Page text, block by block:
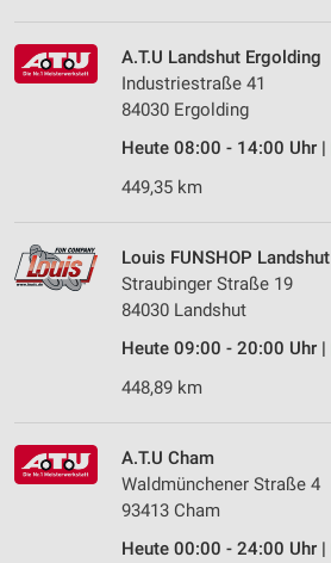
A.T.U Landshut Ergolding
Industriestraße 41
84030 Ergolding
Heute 08:00 - 14:00 Uhr |
449,35 km
Louis FUNSHOP Landshut
Straubinger Straße 19
84030 Landshut
Heute 09:00 - 20:00 Uhr |
448,89 km
A.T.U Cham
Waldmünchener Straße 4
93413 Cham
Heute 00:00 - 24:00 Uhr |